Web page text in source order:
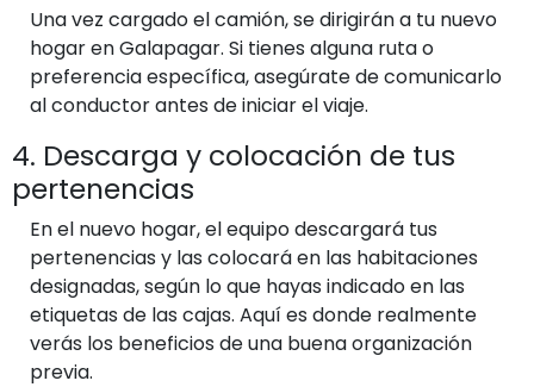
Una vez cargado el camión, se dirigirán a tu nuevo
hogar en Galapagar. Si tienes alguna ruta o
preferencia específica, asegúrate de comunicarlo
al conductor antes de iniciar el viaje.
4. Descarga y colocación de tus
pertenencias
En el nuevo hogar, el equipo descargará tus
pertenencias y las colocará en las habitaciones
designadas, según lo que hayas indicado en las
etiquetas de las cajas. Aquí es donde realmente
verás los beneficios de una buena organización
previa.